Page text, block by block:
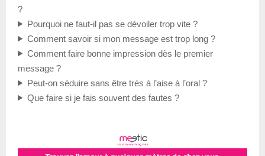
?
Pourquoi ne faut-il pas se dévoiler trop vite ?
Comment savoir si mon message est trop long ?
Comment faire bonne impression dès le premier
message ?
Peut-on séduire sans être très à l’aise à l’oral ?
Que faire si je fais souvent des fautes ?